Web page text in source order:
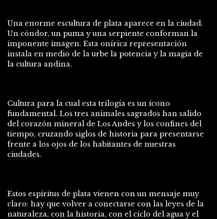
Una enorme escultura de plata aparece en la ciudad.
Un cóndor, un puma y una serpiente conforman la
imponente imagen. Esta onírica representación
instala en medio de la urbe la potencia y la magia de
la cultura andina.
Cultura para la cual esta trilogía es un ícono
fundamental. Los tres animales sagrados han salido
del corazón mineral de Los Andes y los confines del
tiempo, cruzando siglos de historia para presentarse
frente a los ojos de los habitantes de nuestras
ciudades.
Estos espíritus de plata vienen con un mensaje muy
claro: hay que volver a conectarse con las leyes de la
naturaleza, con la historia, con el ciclo del agua y el